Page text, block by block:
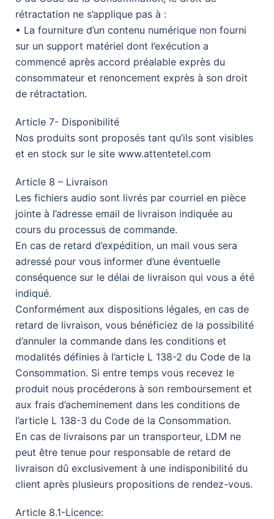
rétractation ne s’applique pas à :
• La fourniture d’un contenu numérique non fourni
sur un support matériel dont l’exécution a
commencé après accord préalable exprès du
consommateur et renoncement exprès à son droit
de rétractation.
Article 7- Disponibilité
Nos produits sont proposés tant qu’ils sont visibles
et en stock sur le site www.attentetel.com
Article 8 – Livraison
Les fichiers audio sont livrés par courriel en pièce
jointe à l’adresse email de livraison indiquée au
cours du processus de commande.
En cas de retard d’expédition, un mail vous sera
adressé pour vous informer d’une éventuelle
conséquence sur le délai de livraison qui vous a été
indiqué.
Conformément aux dispositions légales, en cas de
retard de livraison, vous bénéficiez de la possibilité
d’annuler la commande dans les conditions et
modalités définies à l’article L 138-2 du Code de la
Consommation. Si entre temps vous recevez le
produit nous procéderons à son remboursement et
aux frais d’acheminement dans les conditions de
l’article L 138-3 du Code de la Consommation.
En cas de livraisons par un transporteur, LDM ne
peut être tenue pour responsable de retard de
livraison dû exclusivement à une indisponibilité du
client après plusieurs propositions de rendez-vous.
Article 8.1-Licence: